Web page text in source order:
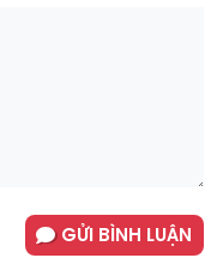
GỬI BÌNH LUẬN